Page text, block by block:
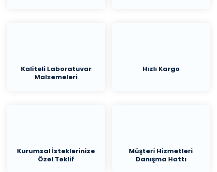
Kaliteli Laboratuvar
Malzemeleri
Hızlı Kargo
Kurumsal İsteklerinize
Özel Teklif
Müşteri Hizmetleri
Danışma Hattı